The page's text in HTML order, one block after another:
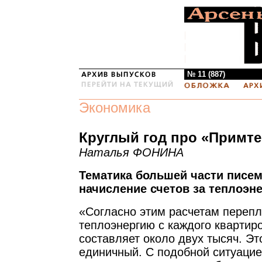
№ 11 (887)
Экономика
Круглый год про
Наталья ФОНИНА
Тематика большей части
начисление счетов за
«Согласно этим расчетам
теплоэнергию с каждого
составляет около двух тысяч.
единичный. С подобной